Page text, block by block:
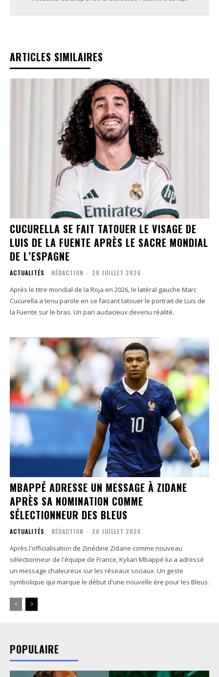
ARTICLES SIMILAIRES
CUCURELLA SE FAIT TATOUER LE VISAGE DE
LUIS DE LA FUENTE APRÈS LE SACRE MONDIAL
DE L’ESPAGNE
ACTUALITÉS RÉDACTION - 28 JUILLET 2026
Après le titre mondial de la Roja en 2026, le latéral gauche Marc
Cucurella a tenu parole en se faisant tatouer le portrait de Luis de
la Fuente sur le bras. Un pari audacieux devenu réalité.
MBAPPÉ ADRESSE UN MESSAGE À ZIDANE
APRÈS SA NOMINATION COMME
SÉLECTIONNEUR DES BLEUS
ACTUALITÉS RÉDACTION - 28 JUILLET 2026
Après l'officialisation de Zinédine Zidane comme nouveau
sélectionneur de l'équipe de France, Kylian Mbappé lui a adressé
un message chaleureux sur les réseaux sociaux. Un geste
symbolique qui marque le début d'une nouvelle ère pour les Bleus.
POPULAIRE